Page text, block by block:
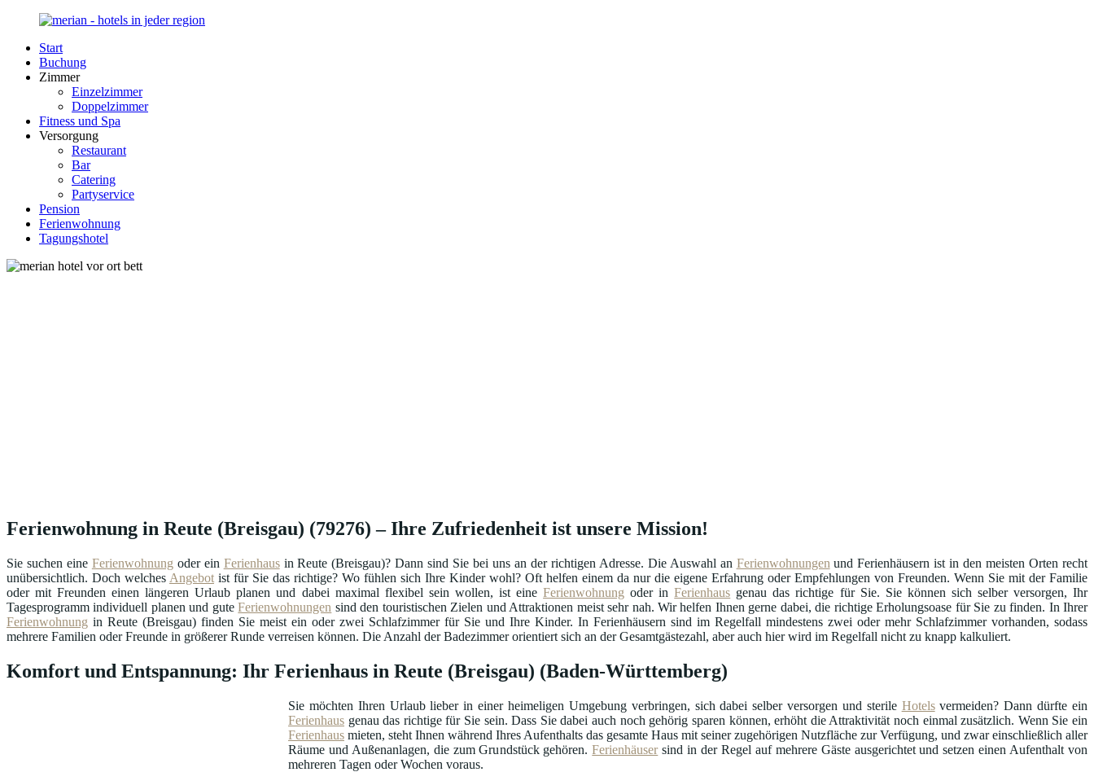
Zurück
Inhalt
Merian-
Hotel.de
Portal
Unterkunft
Deutschland
Start
Buchung
Zimmer
Einzelzimmer
Doppelzimmer
Fitness und Spa
Versorgung
Restaurant
Bar
Catering
Partyservice
Pension
Ferienwohnung
Tagungshotel
Ferienwohnung in Reute (Breisgau) (79276) – Ihre Zufriedenheit ist unsere Mission!
Sie suchen eine Ferienwohnung oder ein Ferienhausin Reute (Breisgau)? Dann sind Sie bei uns an der richtigen Adresse. Die Auswahl an Ferienwohnungen und Ferienhäusern ist in den meisten Orten recht
unübersichtlich. Doch welches Angebot ist für Sie das richtige? Wo fühlen sich Ihre Kinder wohl? Oft helfen einem da nur die eigene Erfahrung oder Empfehlungen von Freunden. Wenn Sie mit der Familie
oder mit Freunden einen längeren Urlaub planen und dabei maximal flexibel sein wollen, ist eineFerienwohnung oder inFerienhaus genau das richtige für Sie. Sie können sich selber versorgen, Ihr
Tagesprogramm individuell planen und guteFerienwohnungen sind den touristischen Zielen und Attraktionen meist sehr nah. Wir helfen Ihnen gerne dabei, die richtige Erholungsoase für Sie zu finden. In Ihrer
Ferienwohnung in Reute (Breisgau) finden Sie meist ein oder zwei Schlafzimmer für Sie und Ihre Kinder. In Ferienhäusern sind im Regelfall mindestens zwei oder mehr Schlafzimmer vorhanden, sodass
mehrere Familien oder Freunde in größerer Runde verreisen können. Die Anzahl der Badezimmer orientiert sich an der Gesamtgästezahl, aber auch hier wird im Regelfall nicht zu knapp kalkuliert.
Komfort und Entspannung: Ihr Ferienhaus in Reute (Breisgau) (Baden-Württemberg)
Sie möchten Ihren Urlaub lieber in einer heimeligen Umgebung verbringen, sich dabei selber versorgen und sterile Hotelsvermeiden? Dann dürfte ein
Ferienhaus genau das richtige für Sie sein. Dass Sie dabei auch noch gehörig sparen können, erhöht die Attraktivität noch einmal zusätzlich. Wenn Sie ein
Ferienhaus mieten, steht Ihnen während Ihres Aufenthalts das gesamte Haus mit seiner zugehörigen Nutzfläche zur Verfügung, und zwar einschließlich aller
Räume und Außenanlagen, die zum Grundstück gehören.Ferienhäusersind in der Regel auf mehrere Gäste ausgerichtet und setzen einen Aufenthalt von
mehreren Tagen oder Wochen voraus.